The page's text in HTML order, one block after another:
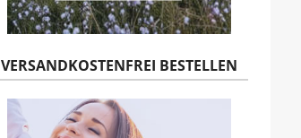
VERSANDKOSTENFREI BESTELLEN